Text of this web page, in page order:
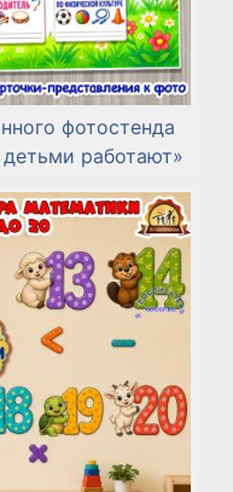
фотостенда
работают»